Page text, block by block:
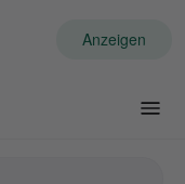
Anzeigen